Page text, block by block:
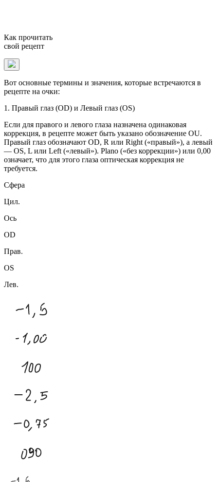
Как прочитать
свой рецепт
Вот основные термины и значения, которые встречаются в
рецепте на очки:
1. Правый глаз (OD) и Левый глаз (OS)
Если для правого и левого глаза назначена одинаковая
коррекция, в рецепте может быть указано обозначение OU.
Правый глаз обозначают OD, R или Right («правый»), а левый
— OS, L или Left («левый»). Plano («без коррекции») или 0,00
означает, что для этого глаза оптическая коррекция не
требуется.
Сфера
Цил.
Ось
OD
Прав.
OS
Лев.